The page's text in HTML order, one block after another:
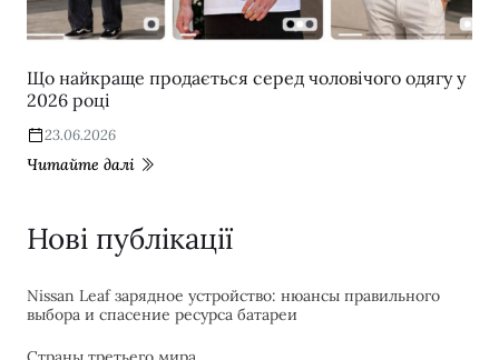
Що найкраще продається серед чоловічого одягу у
2026 році
23.06.2026
Читайте далі
Нові публікації
Nissan Leaf зарядное устройство: нюансы правильного
выбора и спасение ресурса батареи